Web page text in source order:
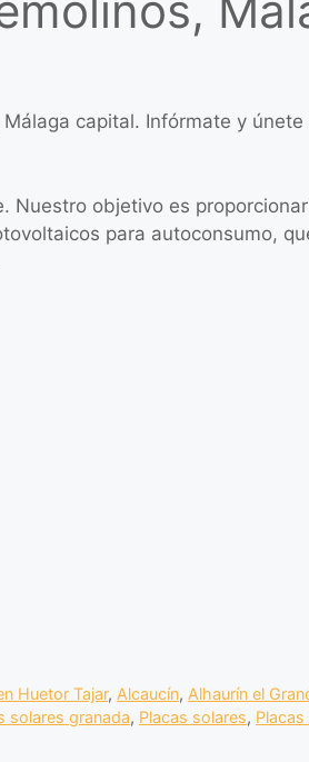
capital. Infórmate y únete
Nuestro objetivo es
para autoconsumo,
Huetor Tajar, Alcaucín, Alhaurín el
solares granada, Placas solares,